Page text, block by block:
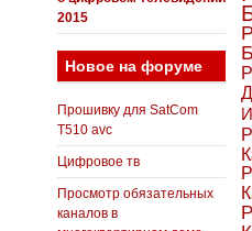
2015
Новое на форуме
Прошивку для SatCom
T510 avc
Цифровое тв
Просмотр обязательных
каналов в